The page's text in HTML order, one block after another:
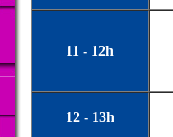
11 - 12h
12 - 13h